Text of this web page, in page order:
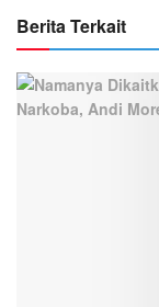
Berita Terkait